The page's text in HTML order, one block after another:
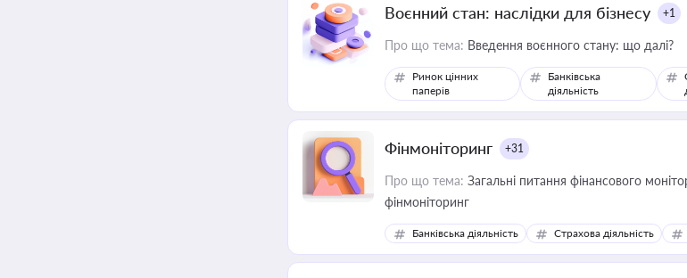
Воєнний стан: наслідки для бізнесу +1
Про що тема: Введення воєнного стану: що далі?
Ринок цінних
паперів
Банківська
діяльність
Фінмоніторинг +31
Про що тема: Загальні питання фінансового
фінмоніторинг
Банківська діяльність Страхова діяльність